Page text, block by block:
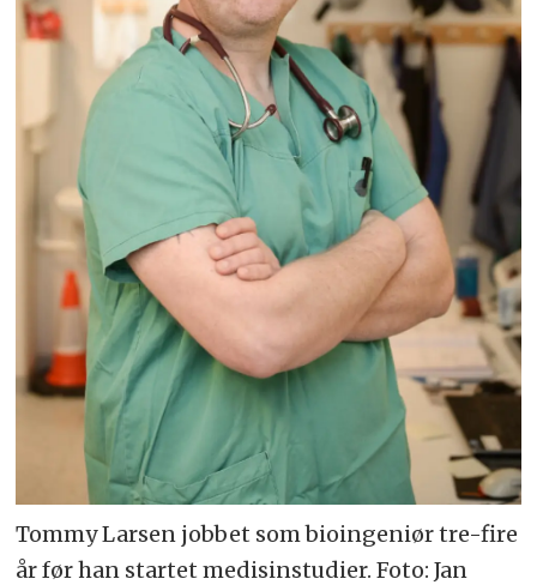
Tommy Larsen jobbet som bioingeniør tre-fire
år før han startet medisinstudier. Foto: Jan